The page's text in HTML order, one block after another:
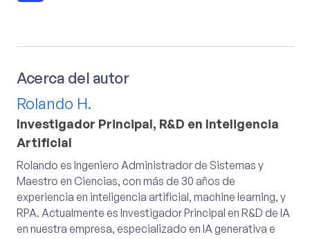
Acerca del autor
Rolando H.
Investigador Principal, R&D en Inteligencia
Artificial
Rolando es Ingeniero Administrador de Sistemas y
Maestro en Ciencias, con más de 30 años de
experiencia en inteligencia artificial, machine learning, y
RPA. Actualmente es Investigador Principal en R&D de IA
en nuestra empresa, especializado en IA generativa e